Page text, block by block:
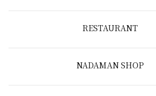
RESTAURANT
NADAMAN SHOP